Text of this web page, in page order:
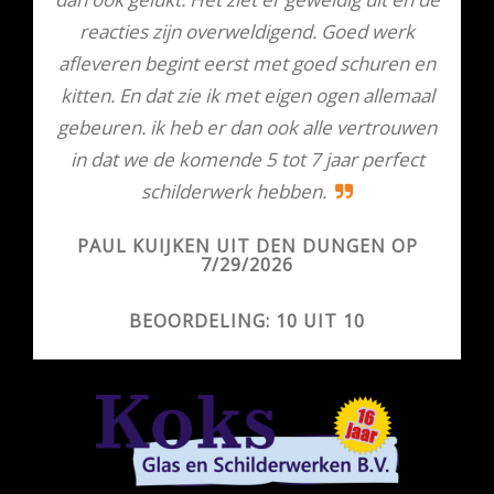
reacties zijn overweldigend. Goed werk
afleveren begint eerst met goed schuren en
kitten. En dat zie ik met eigen ogen allemaal
gebeuren. ik heb er dan ook alle vertrouwen
in dat we de komende 5 tot 7 jaar perfect
schilderwerk hebben.
PAUL KUIJKEN UIT DEN DUNGEN OP
7/29/2026
BEOORDELING: 10 UIT 10